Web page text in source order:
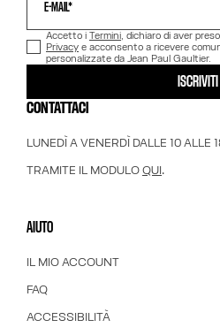
E-MAIL*
Accetto i Termini , dichiaro di aver
Privacy e acconsento a ricevere
personalizzate da Jean Paul Gaultier.
ISCRIVITI
CONTATTACI
LUNEDÌ A VENERDÌ DALLE 10 ALLE
TRAMITE IL MODULOQUI.
AIUTO
IL MIO ACCOUNT
FAQ
ACCESSIBILITÀ